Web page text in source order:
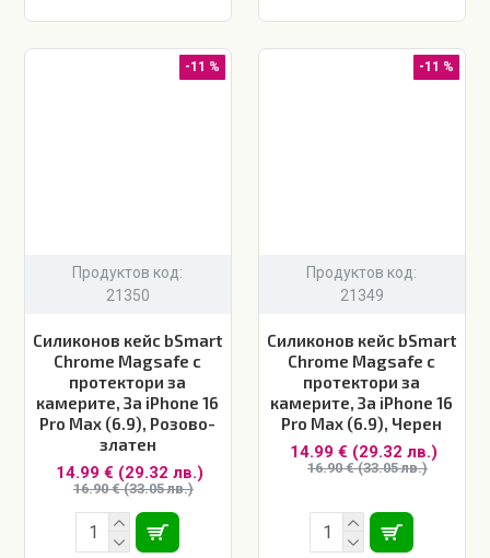
-11 %
Продуктов код:
21350
Силиконов кейс bSmart
Chrome Magsafe с
протектори за
камерите, За iPhone 16
Pro Max (6.9), Розово-
златен
14.99 € (29.32 лв.)
16.90 € (33.05 лв.)
-11 %
Продуктов код:
21349
Силиконов кейс bSmart
Chrome Magsafe с
протектори за
камерите, За iPhone 16
Pro Max (6.9), Черен
14.99 € (29.32 лв.)
16.90 € (33.05 лв.)